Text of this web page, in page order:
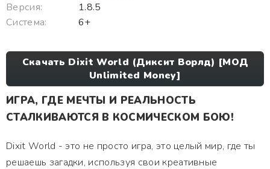
Версия:
1.8.5
Система:
6+
Скачать Dixit World (Диксит Ворлд) [МОД
Unlimited Money]
ИГРА, ГДЕ МЕЧТЫ И РЕАЛЬНОСТЬ
СТАЛКИВАЮТСЯ В КОСМИЧЕСКОМ БОЮ!
Dixit World - это не просто игра, это целый мир, где ты
решаешь загадки, используя свои креативные